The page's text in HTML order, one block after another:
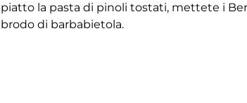
piatto la pasta di pinoli tostati, mettete i
brodo di barbabietola.